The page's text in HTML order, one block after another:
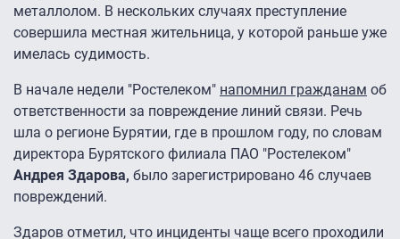
металлолом. В нескольких случаях преступление
совершила местная жительница, у которой раньше уже
имелась судимость.
В начале недели "Ростелеком" напомнил гражданам об
ответственности за повреждение линий связи. Речь
шла о регионе Бурятии, где в прошлом году, по словам
директора Бурятского филиала ПАО "Ростелеком"
Андрея Здарова, было зарегистрировано 46 случаев
повреждений.
Здаров отметил, что инциденты чаще всего проходили